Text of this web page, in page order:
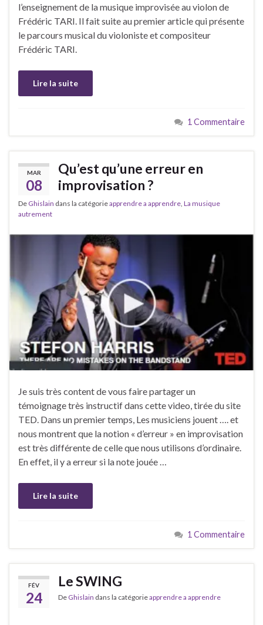
l’enseignement de la musique improvisée au violon de
Frédéric TARI. Il fait suite au premier article qui présente
le parcours musical du violoniste et compositeur
Frédéric TARI.
Lire la suite
1 Commentaire
MAR
08
Qu’est qu’une erreur en
improvisation ?
De Ghislain dans la catégorieapprendre a apprendre La musique
autrement
Je suis très content de vous faire partager un
témoignage très instructif dans cette video, tirée du site
TED. Dans un premier temps, Les musiciens jouent …. et
nous montrent que la notion « d’erreur » en improvisation
est très différente de celle que nous utilisons d’ordinaire.
En effet, il y a erreur si la note jouée …
Lire la suite
1 Commentaire
FÉV
24
Le SWING
De Ghislain dans la catégorieapprendre a apprendre